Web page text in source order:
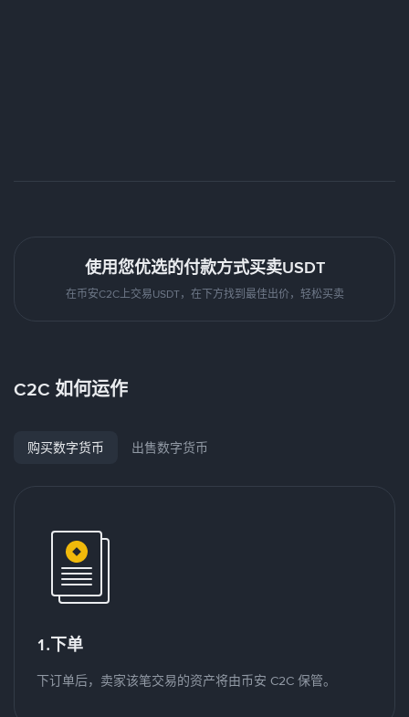
使用您优选的付款方式买卖USDT
在币安C2C上交易USDT，在下方找到最佳出价，轻松买卖
C2C 如何运作
购买数字货币 出售数字货币
1.下单
下订单后，卖家该笔交易的资产将由币安 C2C 保管。